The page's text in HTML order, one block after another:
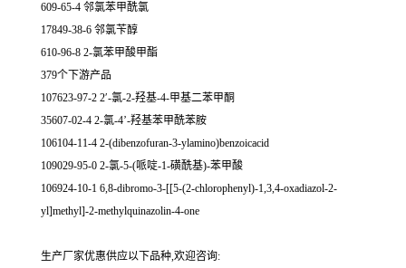
609-65-4 邻氯苯甲酰氯
17849-38-6 邻氯苄醇
610-96-8 2-氯苯甲酸甲酯
379个下游产品
107623-97-2 2′-氯-2-羟基-4-甲基二苯甲酮
35607-02-4 2-氯-4’-羟基苯甲酰苯胺
106104-11-4 2-(dibenzofuran-3-ylamino)benzoicacid
109029-95-0 2-氯-5-(哌啶-1-磺酰基)-苯甲酸
106924-10-1 6,8-dibromo-3-[[5-(2-chlorophenyl)-1,3,4-oxadiazol-2-
yl]methyl]-2-methylquinazolin-4-one
生产厂家优惠供应以下品种,欢迎咨询: